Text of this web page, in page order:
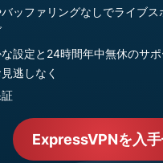
ッファリングなしでライブス
設定と24時間年中無休のサ
逃しなく
ExpressVPNを入手